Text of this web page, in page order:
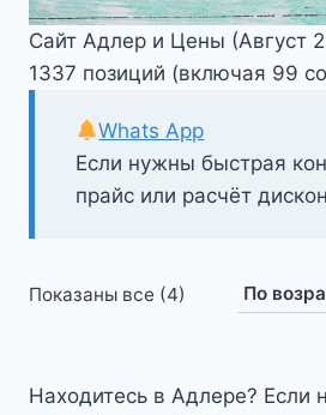
Сайт Адлер и Цены (Август
1337 позиций (включая 99
Если нужны быстрая
прайс или расчёт
Whats App
Показаны все (4)
Находитесь в Адлере? Если